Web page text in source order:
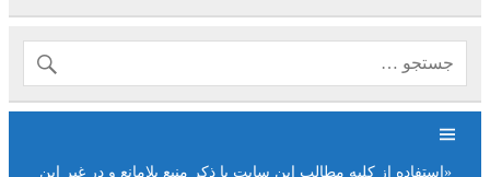
«استفاده از کلیه مطالب این سایت با ذکر منبع بلامانع و در غیر این